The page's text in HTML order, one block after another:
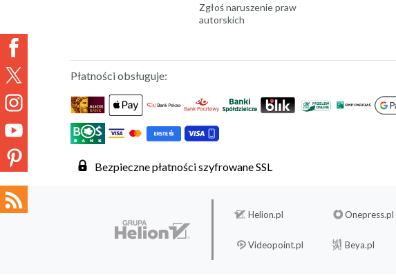
Zgłoś naruszenie praw
autorskich
Płatności obsługuje:
Bezpieczne płatności szyfrowane SSL
Helion.pl Onepress.pl
Videopoint.pl Beya.pl